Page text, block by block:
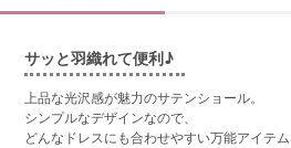
サッと羽織れて便利♪
上品な光沢感が魅力のサテンショール。
シンプルなデザインなので、
どんなドレスにも合わせやすい万能アイテ